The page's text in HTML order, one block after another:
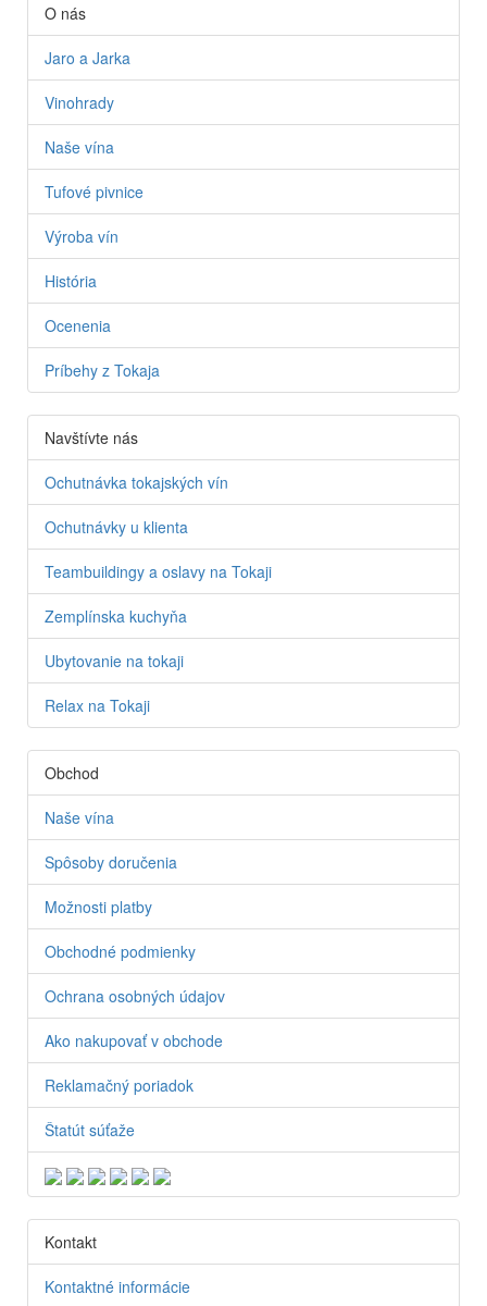
O nás
Jaro a Jarka
Vinohrady
Naše vína
Tufové pivnice
Výroba vín
História
Ocenenia
Príbehy z Tokaja
Navštívte nás
Ochutnávka tokajských vín
Ochutnávky u klienta
Teambuildingy a oslavy na Tokaji
Zemplínska kuchyňa
Ubytovanie na tokaji
Relax na Tokaji
Obchod
Naše vína
Spôsoby doručenia
Možnosti platby
Obchodné podmienky
Ochrana osobných údajov
Ako nakupovať v obchode
Reklamačný poriadok
Štatút súťaže
Kontakt
Kontaktné informácie